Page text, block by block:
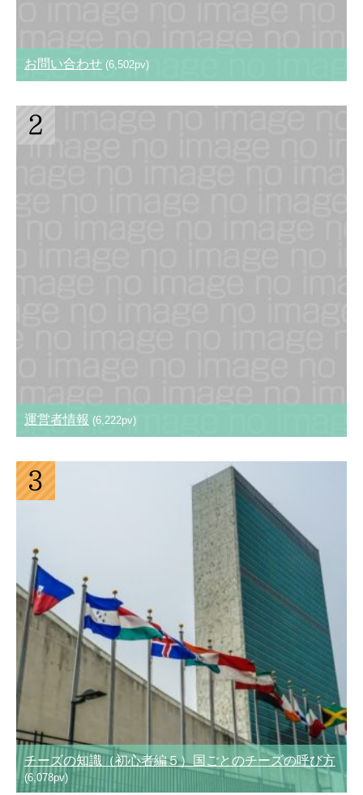
お問い合わせ (6,502pv)
運営者情報 (6,222pv)
チーズの知識（初心者編５）国ごとのチーズの呼び方
(6,078pv)